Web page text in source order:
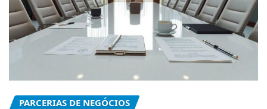
PARCERIAS DE NEGÓCIOS